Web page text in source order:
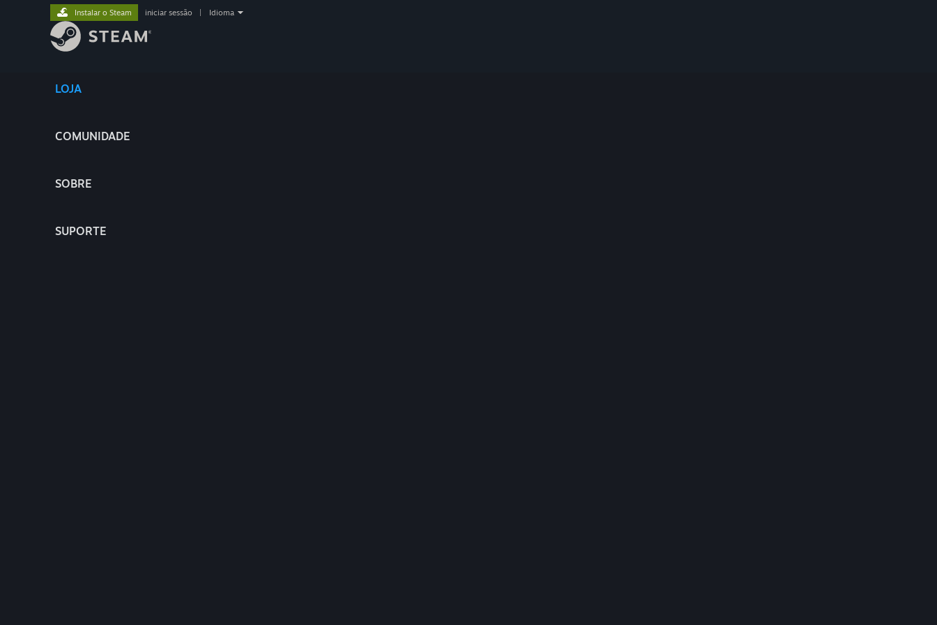
LOJA
COMUNIDADE
SOBRE
SUPORTE
Instalar o Steam iniciar sessão Idioma